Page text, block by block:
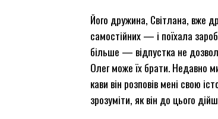
Його дружина, Світлана, вже
самостійних — і поїхала
більше — відпустка не
Олег може їх брати. Недавно
кави він розповів мені свою
зрозуміти, як він до цього